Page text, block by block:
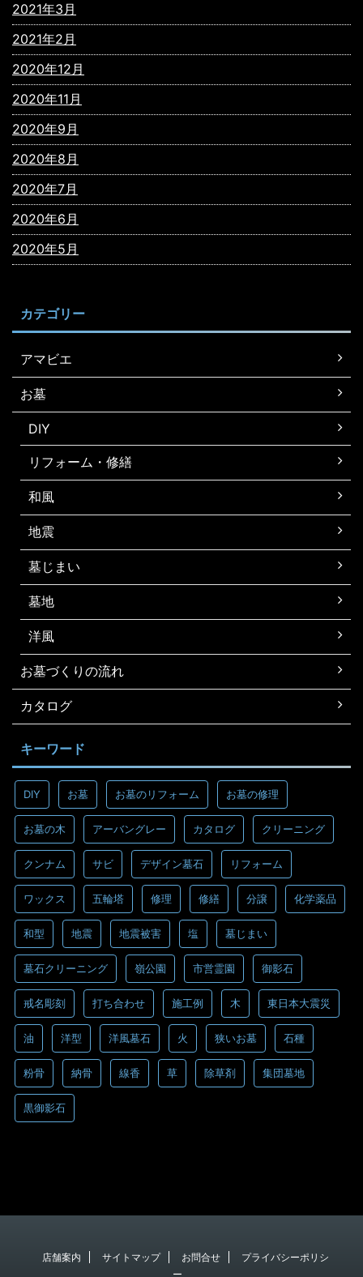
2021年3月
2021年2月
2020年12月
2020年11月
2020年9月
2020年8月
2020年7月
2020年6月
2020年5月
カテゴリー
アマビエ
お墓
DIY
リフォーム・修繕
和風
地震
墓じまい
墓地
洋風
お墓づくりの流れ
カタログ
キーワード
DIY お墓 お墓のリフォーム お墓の修理
お墓の木 アーバングレー カタログ クリーニング
クンナム サビ デザイン墓石 リフォーム
ワックス 五輪塔 修理 修繕 分譲 化学薬品
和型 地震 地震被害 塩 墓じまい
墓石クリーニング 嶺公園 市営霊園 御影石
戒名彫刻 打ち合わせ 施工例 木 東日本大震災
油 洋型 洋風墓石 火 狭いお墓 石種
粉骨 納骨 線香 草 除草剤 集団墓地
黒御影石
店舗案内 サイトマップ お問合せ
プライバシーポリシ
ー